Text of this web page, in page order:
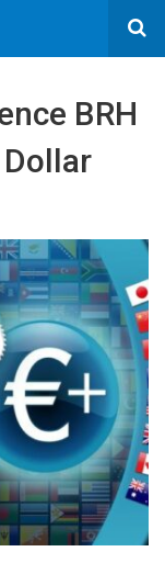
BRH
Dollar